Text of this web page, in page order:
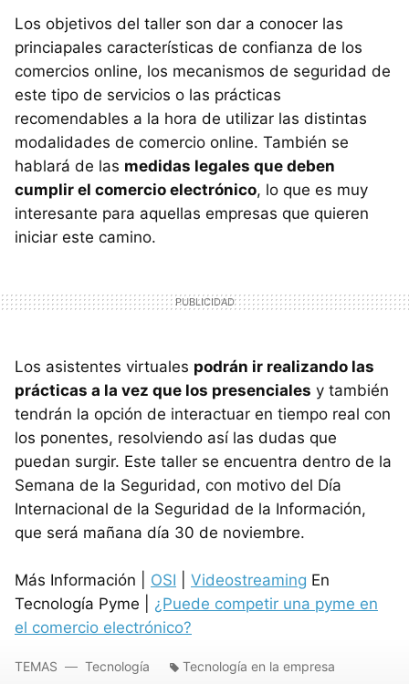
Los objetivos del taller son dar a conocer las
princiapales características de confianza de los
comercios online, los mecanismos de seguridad de
este tipo de servicios o las prácticas
recomendables a la hora de utilizar las distintas
modalidades de comercio online. También se
hablará de las medidas legales que deben
cumplir el comercio electrónico, lo que es muy
interesante para aquellas empresas que quieren
iniciar este camino.
Los asistentes virtuales podrán ir realizando las
prácticas a la vez que los presenciales y también
tendrán la opción de interactuar en tiempo real con
los ponentes, resolviendo así las dudas que
puedan surgir. Este taller se encuentra dentro de la
Semana de la Seguridad, con motivo del Día
Internacional de la Seguridad de la Información,
que será mañana día 30 de noviembre.
Más Información | OSI Videostreaming En
Tecnología Pyme | ¿Puede competir una pyme en
el comercio electrónico?
TEMAS Tecnología Tecnología en la empresa